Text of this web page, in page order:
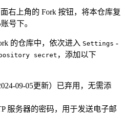
右上角的 Fork 按钮，将本仓库复
账号下。
的仓库中，依次进入 Settings -
secret ，添加以下
09-05更新）已弃用，无需添
服务器的密码，用于发送电子邮